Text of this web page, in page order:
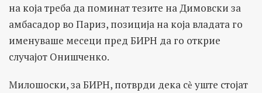
на која треба да поминат тезите на Димовски за
амбасадор во Париз, позиција на која владата го
именуваше месеци пред БИРН да го открие
случајот Онишченко.
Милошоски, за БИРН, потврди дека сѐ уште стојат